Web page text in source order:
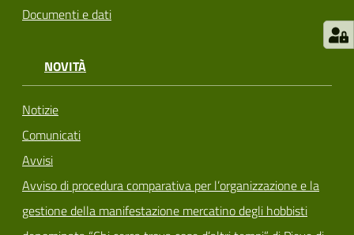
Documenti e dati
NOVITÀ
Notizie
Comunicati
Avvisi
Avviso di procedura comparativa per l’organizzazione e la
gestione della manifestazione mercatino degli hobbisti